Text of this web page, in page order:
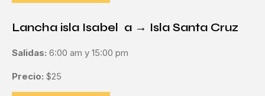
Lancha isla Isabel a → Isla Santa Cruz
Salidas: 6:00 am y 15:00 pm
Precio: $25